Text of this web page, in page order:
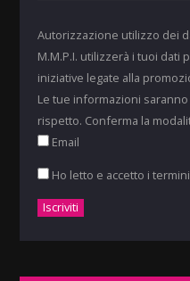
Autorizzazione utilizzo dei
M.M.P.I. utilizzerà i tuoi
iniziative legate alla
Le tue informazioni
rispetto. Conferma la
Email
Ho letto e accetto i